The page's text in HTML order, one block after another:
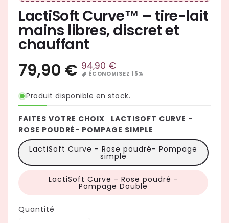
LactiSoft Curve™ – tire-lait
mains libres, discret et
chauffant
Produit disponible en stock.
FAITES VOTRE CHOIX
LACTISOFT CURVE -
ROSE POUDRÉ- POMPAGE SIMPLE
LactiSoft Curve - Rose poudré- Pompage
simple
LactiSoft Curve - Rose poudré -
Pompage Double
Quantité